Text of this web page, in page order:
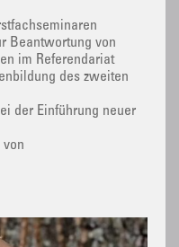
Beantwortung von
im Referendariat
des zweiten
der Einführung neuer